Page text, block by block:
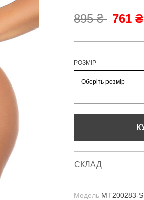
895 ₴ 761 ₴
РОЗМІР
СКЛАД
Модель MT200283-